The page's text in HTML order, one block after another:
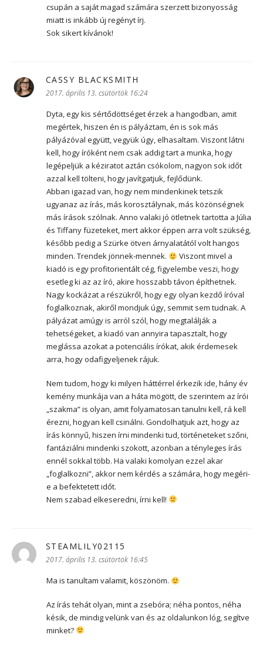
csupán a saját magad számára szerzett bizonyosság
miatt is inkább új regényt írj.
Sok sikert kívánok!
CASSY BLACKSMITH
2017. április 13. csütörtök 16:24
Dyta, egy kis sértődöttséget érzek a hangodban, amit
megértek, hiszen én is pályáztam, én is sok más
pályázóval együtt, vegyük úgy, elhasaltam. Viszont látni
kell, hogy íróként nem csak addig tart a munka, hogy
legépeljük a kéziratot aztán csókolom, nagyon sok időt
azzal kell tölteni, hogy javítgatjuk, fejlődünk.
Abban igazad van, hogy nem mindenkinek tetszik
ugyanaz az írás, más korosztálynak, más közönségnek
más írások szólnak. Anno valaki jó ötletnek tartotta a Júlia
és Tiffany füzeteket, mert akkor éppen arra volt szükség,
később pedig a Szürke ötven árnyalatától volt hangos
minden. Trendek jönnek-mennek.
Viszont mivel a
kiadó is egy profitorientált cég, figyelembe veszi, hogy
esetleg ki az az író, akire hosszabb távon építhetnek.
Nagy kockázat a részükről, hogy egy olyan kezdő íróval
foglalkoznak, akiről mondjuk úgy, semmit sem tudnak. A
pályázat amúgy is arról szól, hogy megtalálják a
tehetségeket, a kiadó van annyira tapasztalt, hogy
meglássa azokat a potenciális írókat, akik érdemesek
arra, hogy odafigyeljenek rájuk.
Nem tudom, hogy ki milyen háttérrel érkezik ide, hány év
kemény munkája van a háta mögött, de szerintem az írói
„szakma” is olyan, amit folyamatosan tanulni kell, rá kell
érezni, hogyan kell csinálni. Gondolhatjuk azt, hogy az
írás könnyű, hiszen írni mindenki tud, történeteket szőni,
fantáziálni mindenki szokott, azonban a tényleges írás
ennél sokkal több. Ha valaki komolyan ezzel akar
„foglalkozni”, akkor nem kérdés a számára, hogy megéri-
e a befektetett időt.
Nem szabad elkeseredni, írni kell!
STEAMLILY02115
2017. április 13. csütörtök 16:45
Ma is tanultam valamit, köszönöm.
Az írás tehát olyan, mint a zsebóra; néha pontos, néha
késik, de mindig velünk van és az oldalunkon lóg, segítve
minket?